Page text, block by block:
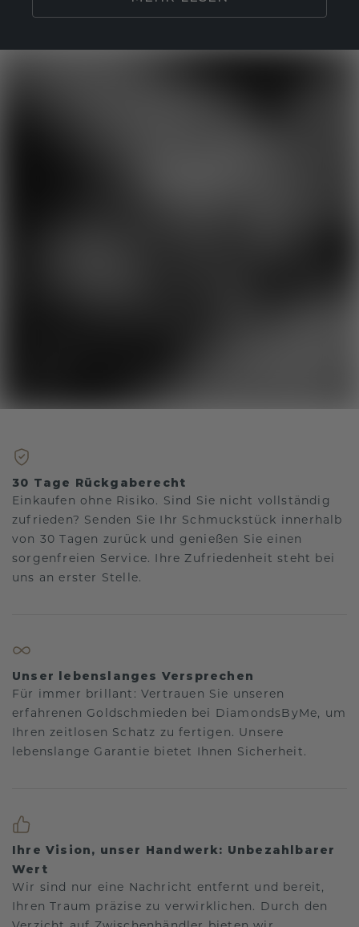
30 Tage Rückgaberecht
Einkaufen ohne Risiko. Sind Sie nicht vollständig
zufrieden? Senden Sie Ihr Schmuckstück innerhalb
von 30 Tagen zurück und genießen Sie einen
sorgenfreien Service. Ihre Zufriedenheit steht bei
uns an erster Stelle.
Unser lebenslanges Versprechen
Für immer brillant: Vertrauen Sie unseren
erfahrenen Goldschmieden bei DiamondsByMe, um
Ihren zeitlosen Schatz zu fertigen. Unsere
lebenslange Garantie bietet Ihnen Sicherheit.
Ihre Vision, unser Handwerk: Unbezahlbarer
Wert
Wir sind nur eine Nachricht entfernt und bereit,
Ihren Traum präzise zu verwirklichen. Durch den